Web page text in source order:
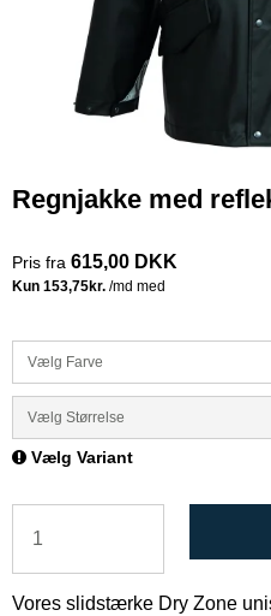
Regnjakke med
Pris fra 615,00 DKK
Vælg Farve
Vælg Størrelse
Vælg Variant
Vores slidstærke Dry Zone